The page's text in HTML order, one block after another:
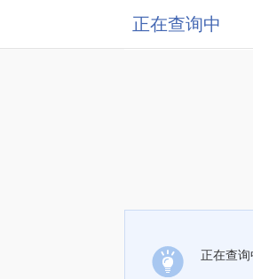
正在查询中
正在查